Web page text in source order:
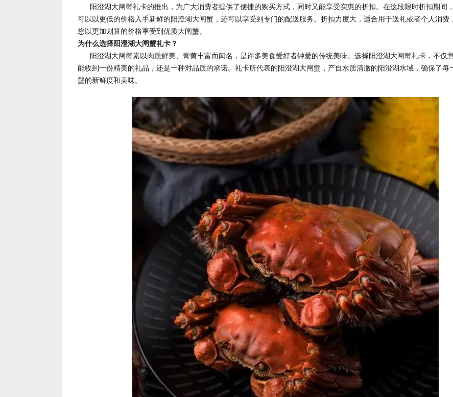
阳澄湖大闸蟹礼卡的推出，为广大消费者提供了便捷的购买方式，同时又能享受实惠的折扣。在这段限时折扣期间
可以以更低的价格入手新鲜的阳澄湖大闸蟹，还可以享受到专门的配送服务。折扣力度大，适合用于送礼或者个人消费
您以更加划算的价格享受到优质大闸蟹。
为什么选择阳澄湖大闸蟹礼卡？
阳澄湖大闸蟹素以肉质鲜美、膏黄丰富而闻名，是许多美食爱好者钟爱的传统美味。选择阳澄湖大闸蟹礼卡，不仅
能收到一份精美的礼品，还是一种对品质的承诺。礼卡所代表的阳澄湖大闸蟹，产自水质清澈的阳澄湖水域，确保了每
蟹的新鲜度和美味。